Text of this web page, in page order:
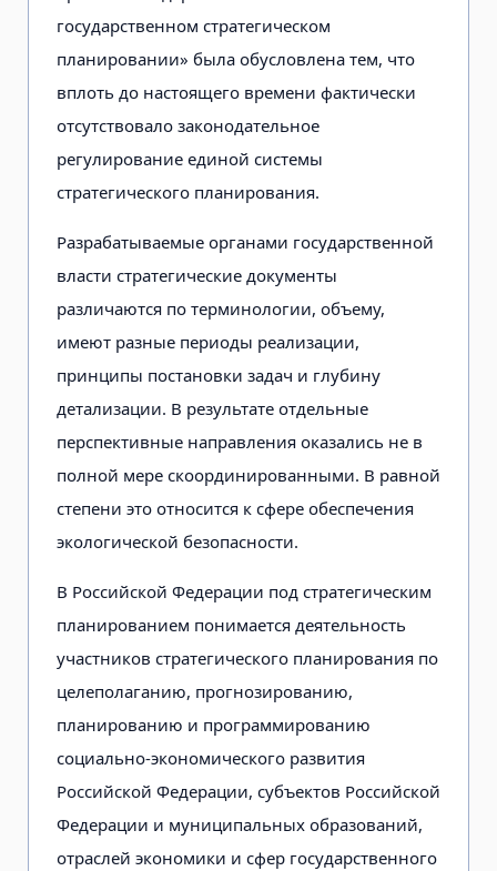
государственном стратегическом
планировании» была обусловлена тем, что
вплоть до настоящего времени фактически
отсутствовало законодательное
регулирование единой системы
стратегического планирования.
Разрабатываемые органами государственной
власти стратегические документы
различаются по терминологии, объему,
имеют разные периоды реализации,
принципы постановки задач и глубину
детализации. В результате отдельные
перспективные направления оказались не в
полной мере скоординированными. В равной
степени это относится к сфере обеспечения
экологической безопасности.
В Российской Федерации под стратегическим
планированием понимается деятельность
участников стратегического планирования по
целеполаганию, прогнозированию,
планированию и программированию
социально-экономического развития
Российской Федерации, субъектов Российской
Федерации и муниципальных образований,
отраслей экономики и сфер государственного